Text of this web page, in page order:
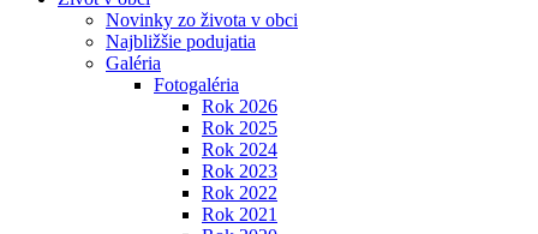
Novinky zo života v obci
Najbližšie podujatia
Galéria
Fotogaléria
Rok 2026
Rok 2025
Rok 2024
Rok 2023
Rok 2022
Rok 2021